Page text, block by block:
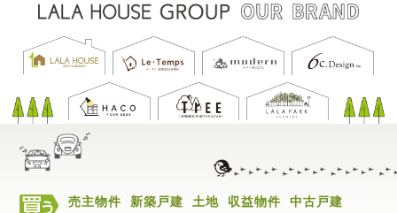
売主物件 新築戸建 土地 収益物件
中古戸建